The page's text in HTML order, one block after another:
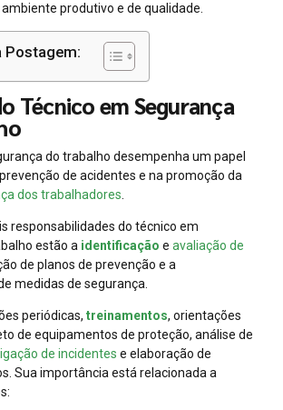
produtivo e de qualidade.
Postagem:
Técnico em Segurança
do trabalho desempenha um papel
de acidentes e na promoção da
dos trabalhadores
responsabilidades do técnico em
estão a identificação e avaliação de
de planos de prevenção e a
medidas de segurança.
periódicas, treinamentos, orientações
de equipamentos de proteção, análise de
de incidentes e elaboração de
Sua importância está relacionada a